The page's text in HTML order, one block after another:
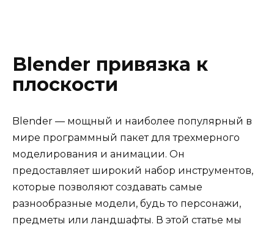
Blender привязка к
плоскости
Blender — мощный и наиболее популярный в
мире программный пакет для трехмерного
моделирования и анимации. Он
предоставляет широкий набор инструментов,
которые позволяют создавать самые
разнообразные модели, будь то персонажи,
предметы или ландшафты. В этой статье мы